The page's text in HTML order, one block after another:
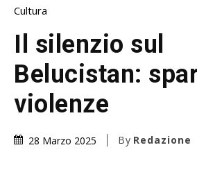
Cultura
Il silenzio sul
Belucistan:
violenze
28 Marzo 2025 By Redazione